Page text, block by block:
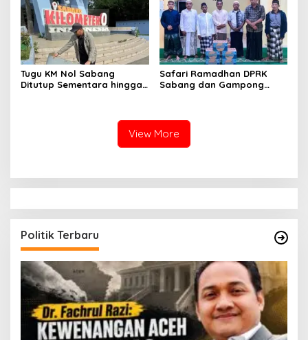
Tugu KM Nol Sabang
Ditutup Sementara hingga
Safari Ramadhan DPRK
Sabang dan Gampong
View More
Politik Terbaru